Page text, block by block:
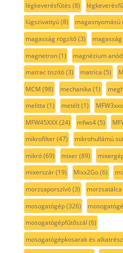
légkeverésfűtés (8)
lúgszivattyú(8) magasnyomású
magasság rögzítő(3)
magnetron(1) magnézium anód
matrac tiszító(3) matrica (5)
MCM (98) mechanika (1)
melitta (1) metélt(1) MFW3xxx
MFW45XXX(24) mfws4(5)
mikrofilter(47) mikrohullámú
mikró(69) mixer(89)
mixerszár(19) Mixx2Go(6)
morzsaporszívó(3) morzsatálca
mosogatógép(326)
mosogatógépfűtőszál (6)
mosogatógépkosarak és